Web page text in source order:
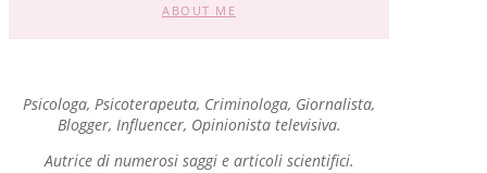
ABOUT ME
Psicologa, Psicoterapeuta, Criminologa, Giornalista,
Blogger, Influencer, Opinionista televisiva.
Autrice di numerosi saggi e articoli scientifici.